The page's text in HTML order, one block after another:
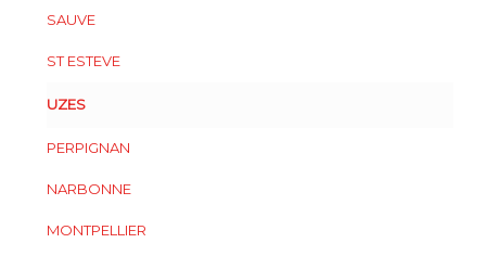
SAUVE
ST ESTEVE
UZES
PERPIGNAN
NARBONNE
MONTPELLIER